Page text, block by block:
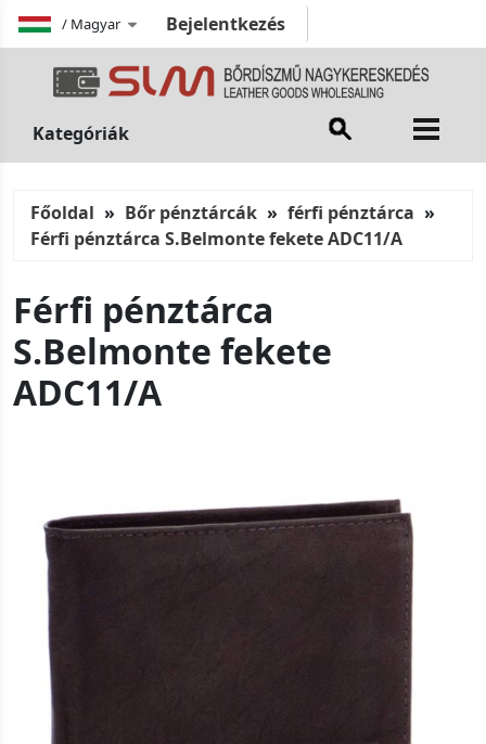
/ Magyar Bejelentkezés
Kategóriák
Főoldal Bőr pénztárcák
férfi pénztárca
Férfi pénztárca S.Belmonte fekete ADC11/A
Férfi pénztárca
S.Belmonte fekete
ADC11/A